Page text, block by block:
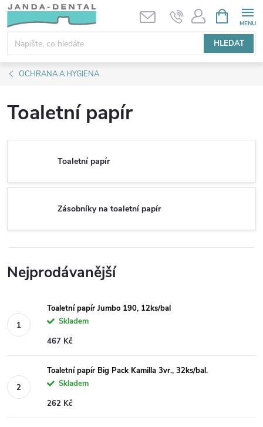
Přejít
obsah
HLEDAT
NÁKUPNÍ
KOŠÍK
OCHRANA A HYGIENA
Toaletní papír
Toaletní papír
Zásobníky na toaletní papír
Nejprodávanější
Toaletní papír Jumbo 190, 12ks/bal
Skladem
467 Kč
Toaletní papír Big Pack Kamilla 3vr., 32ks/bal.
Skladem
262 Kč